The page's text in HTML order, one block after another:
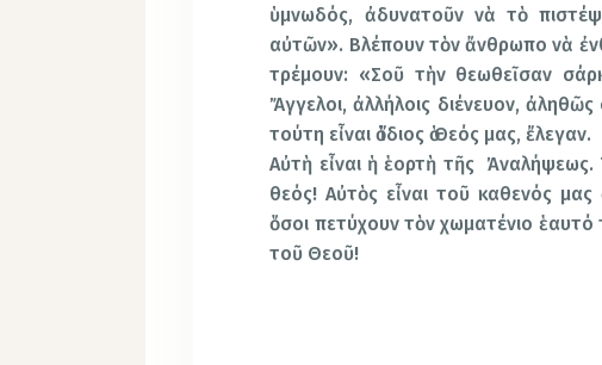
ὑμνωδός, ἀδυνατοῦν νὰ τὸ
αὐτῶν». Βλέπουν τὸν ἄνθρωπο νὰ
τρέμουν: «Σοῦ τὴν θεωθεῖσαν
Ἄγγελοι, ἀλλήλοις διένευον,
τούτη εἶναι ὁ ἴδιος ὁ Θεός μας, ἔλεγαν.
Αὐτὴ εἶναι ἡ ἑορτὴ τῆς
θεός! Αὐτὸς εἶναι τοῦ καθενός μας
ὅσοι πετύχουν τὸν χωματένιο
τοῦ Θεοῦ!